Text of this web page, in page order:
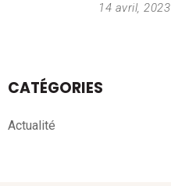
14 avril, 2023
CATÉGORIES
Actualité